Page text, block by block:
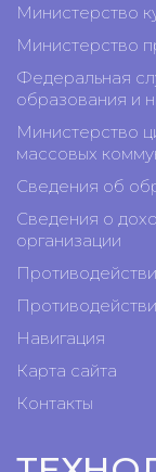
Министерство
Министерство
Федеральная
образования и
Министерство
массовых
Сведения об
Сведения о
организации
Навигация
Карта сайта
Контакты